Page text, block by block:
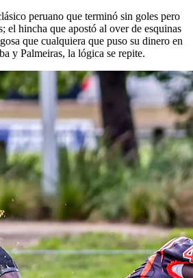
peruano que terminó sin goles pero
el hincha que apostó al over de esquinas
que cualquiera que puso su dinero en
y Palmeiras, la lógica se repite.